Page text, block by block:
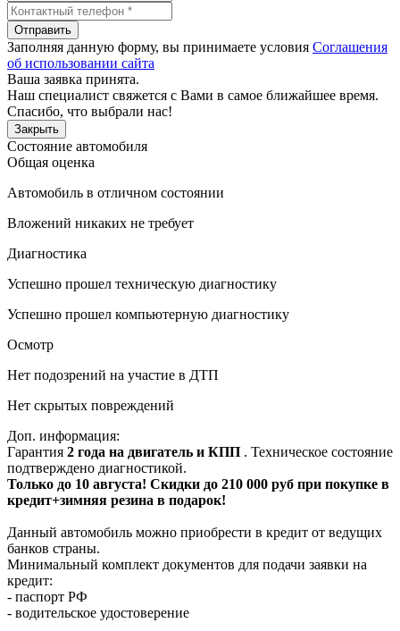
Отправить
Заполняя данную форму, вы принимаете условия Соглашения
об использовании сайта
Ваша заявка принята.
Наш специалист свяжется с Вами в самое ближайшее время.
Спасибо, что выбрали нас!
Закрыть
Состояние автомобиля
Общая оценка
Автомобиль в отличном состоянии
Вложений никаких не требует
Диагностика
Успешно прошел техническую диагностику
Успешно прошел компьютерную диагностику
Осмотр
Нет подозрений на участие в ДТП
Нет скрытых повреждений
Доп. информация:
Гарантия 2 года на двигатель и КПП . Техническое состояние
подтверждено диагностикой.
Только до 10 августа! Скидки до 210 000 руб при покупке в
кредит+зимняя резина в подарок!
Данный автомобиль можно приобрести в кредит от ведущих
банков страны.
Минимальный комплект документов для подачи заявки на
кредит:
- паспорт РФ
- водительское удостоверение